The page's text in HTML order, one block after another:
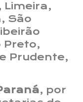
Limeira,
São
Preto,
Prudente,
, por